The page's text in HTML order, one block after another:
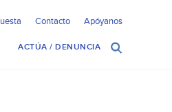
Contacto Apóyanos
ACTÚA / DENUNCIA